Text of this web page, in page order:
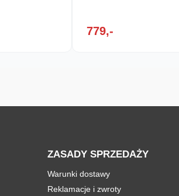
779,-
ZASADY SPRZEDAŻY
Warunki dostawy
Reklamacje i zwroty